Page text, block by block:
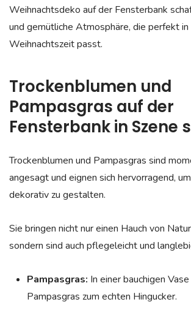
Weihnachtsdeko auf der Fensterbank
und gemütliche Atmosphäre, die perfekt in
Weihnachtszeit passt.
Trockenblumen und
Pampasgras auf der
Fensterbank in Szene
Trockenblumen und Pampasgras sind
angesagt und eignen sich hervorragend,
dekorativ zu gestalten.
Sie bringen nicht nur einen Hauch von
sondern sind auch pflegeleicht und
Pampasgras: In einer bauchigen
Pampasgras zum echten Hingucker.